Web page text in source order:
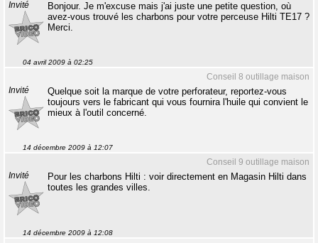
Invité
Bonjour. Je m'excuse mais j'ai juste une petite question, où
avez-vous trouvé les charbons pour votre perceuse Hilti TE17 ?
Merci.
04 avril 2009 à 02:25
Conseil 8 outillage maison
Invité
Quelque soit la marque de votre perforateur, reportez-vous
toujours vers le fabricant qui vous fournira l'huile qui convient le
mieux à l'outil concerné.
14 décembre 2009 à 12:07
Conseil 9 outillage maison
Invité
Pour les charbons Hilti : voir directement en Magasin Hilti dans
toutes les grandes villes.
14 décembre 2009 à 12:08